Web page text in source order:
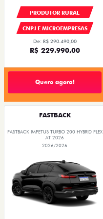
PRODUTOR RURAL
CNPJ E MICROEMPRESAS
De: R$ 290.490,00
R$ 229.990,00
Quero agora!
FASTBACK
FASTBACK IMPETUS TURBO 200 HYBRID FLEX
AT 2026
2026/2026